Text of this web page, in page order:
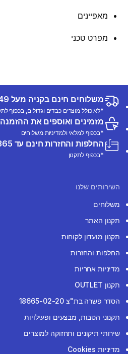
מאפיינים
מפרט טכני
משלוחים חינם בקניה מעל 249 ש"ח
*לא כולל מוצרים כבדים וגדולים, בכפוף
מזמינים ואוספים את
*בכפוף למלאי ולמדיניות משלוחים
החלפות והחזרות חינם עד 365 ימים ממועד הרכישה
*בכפוף לתקנון
השירותים שלנו
משלוחים
תקנון האתר
תקנון מועדון לקוחות
החלפות והחזרות
מדיניות אחריות
תקנון OUTLET
הסדר פשרה בת"צ 18665-02-20
תקנוני הטבות, מבצעים ופעילויות
שירותי תיקונים ותחזוקה למוצרים
מדיניות Cookies